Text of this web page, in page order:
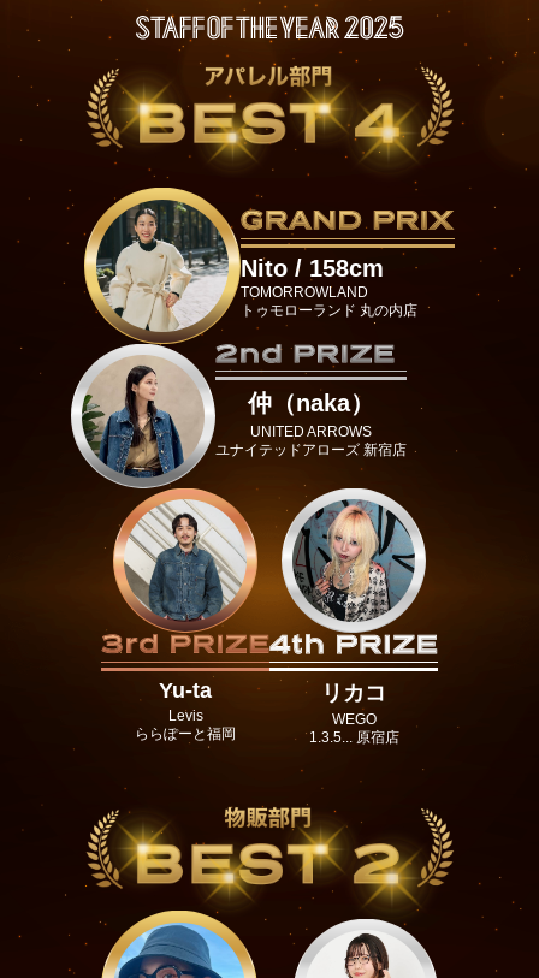
Nito / 158cm
TOMORROWLAND
トゥモローランド 丸の内店
仲（naka）
UNITED ARROWS
ユナイテッドアローズ 新宿店
Yu-ta
Levis
ららぽーと福岡
リカコ
WEGO
1.3.5... 原宿店